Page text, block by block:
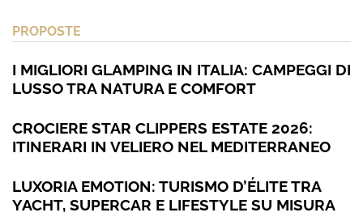
PROPOSTE
I MIGLIORI GLAMPING IN ITALIA: CAMPEGGI DI
LUSSO TRA NATURA E COMFORT
CROCIERE STAR CLIPPERS ESTATE 2026:
ITINERARI IN VELIERO NEL MEDITERRANEO
LUXORIA EMOTION: TURISMO D’ÉLITE TRA
YACHT, SUPERCAR E LIFESTYLE SU MISURA